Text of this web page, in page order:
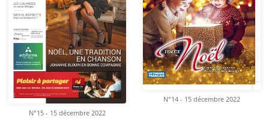
N°15 - 15 décembre 2022
N°14 - 15 décembre 2022